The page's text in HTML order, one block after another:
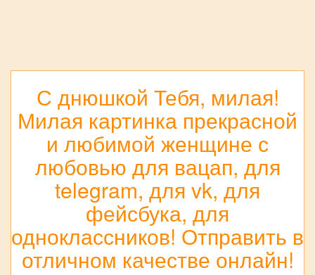
С днюшкой Тебя, милая!
Милая картинка прекрасной
и любимой женщине с
любовью для вацап, для
telegram, для vk, для
фейсбука, для
одноклассников! Отправить в
отличном качестве онлайн!